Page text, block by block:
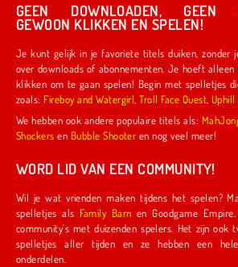
GEEN DOWNLOADEN, GEEN
GEWOON KLIKKEN EN SPELEN!
Je kunt gelijk in je favoriete titels duiken, zonder je
over downloads of abonnementen. Je hoeft
klikken om te gaan spelen! Begin met spelletjes die door ons zijn gemaakt,
zoals:
Fireboy and Watergirl ,Troll Face Quest
We hebben ook andere populaire titels als:
Shockers en Bubble Shooter en nog veel meer!
WORD LID VAN EEN COMMUNITY!
Wil je wat vrienden maken tijdens het spelen?
spelletjes als
Family Barn en Goodgame Empire. Deze
community's met duizenden spelers. Het zijn ook
spelletjes aller tijden en ze hebben een heleboel te gekke sociale
onderdelen.